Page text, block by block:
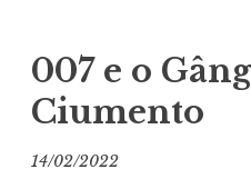
007 e o
Ciumento
14/02/2022